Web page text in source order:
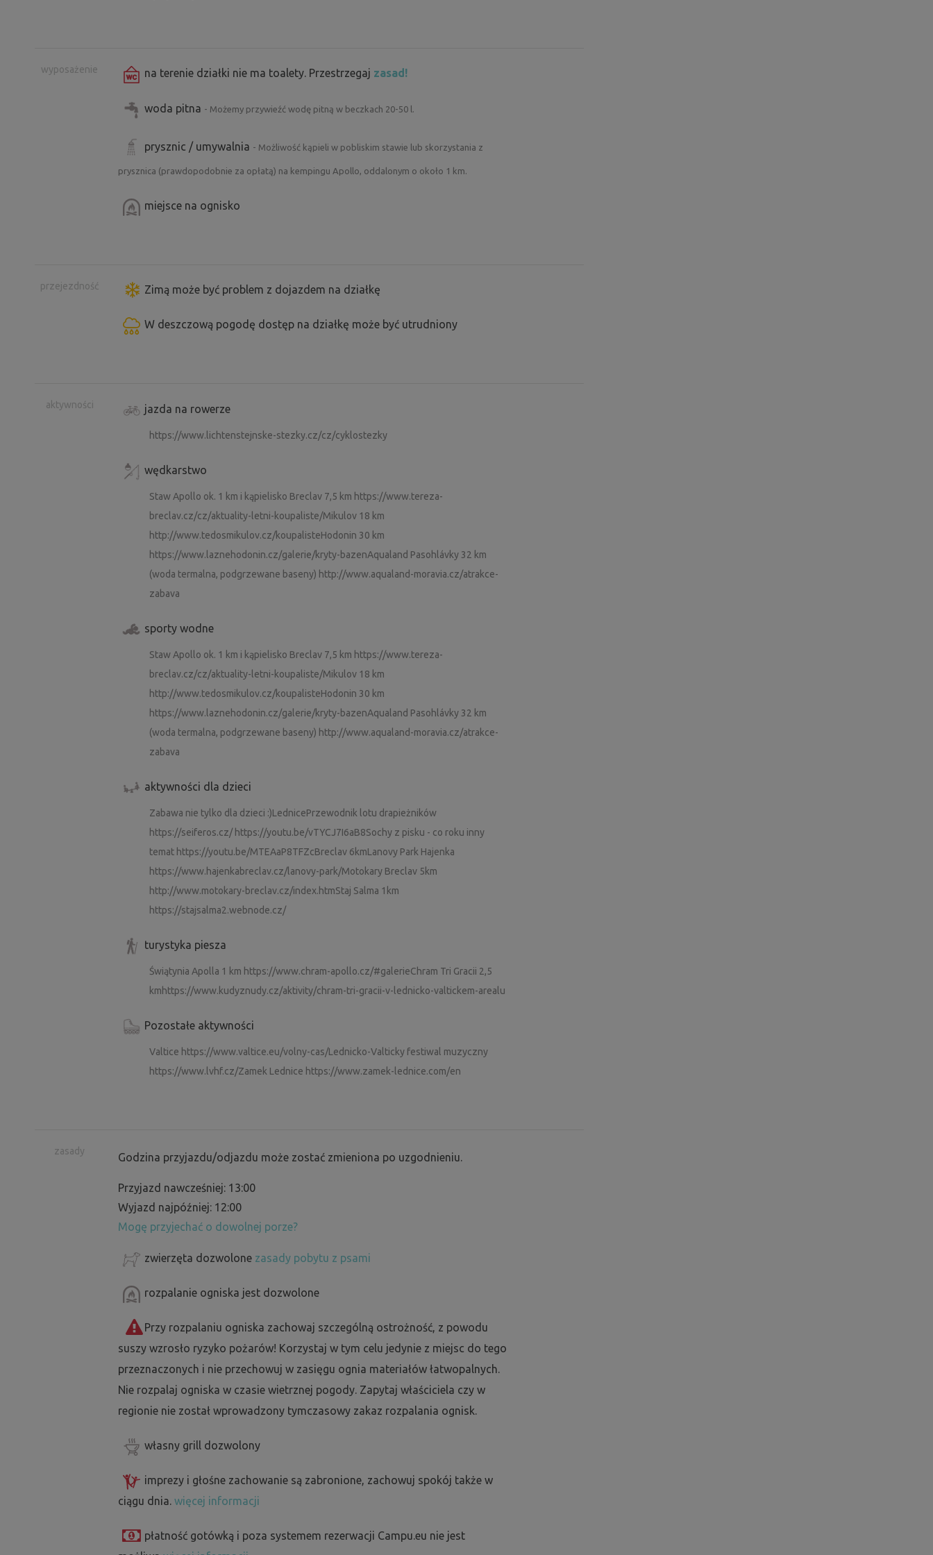
wina w bardziej kameralnym otoczeniu, tylko dla Twojej grupy, będziesz miał okazję
osobiście i z miłością opiekuje się winnicą, która będzie Twoim tymczasowym
wyposażenie na terenie działki nie ma toalety. Przestrzegaj zasad!
woda pitna - Możemy przywieźć wodę pitną w beczkach 20-50 l.
prysznic / umywalnia - Możliwość kąpieli w pobliskim stawie lub skorzystania z
prysznica (prawdopodobnie za opłatą) na kempingu Apollo, oddalonym o około 1 km.
miejsce na ognisko
przejezdność Zimą może być problem z dojazdem na działkę
W deszczową pogodę dostęp na działkę może być utrudniony
aktywności jazda na rowerze
https://www.lichtenstejnske-stezky.cz/cz/cyklostezky
wędkarstwo
Staw Apollo ok. 1 km i kąpielisko Breclav 7,5 km https://www.tereza-
breclav.cz/cz/aktuality-letni-koupaliste/Mikulov 18 km
http://www.tedosmikulov.cz/koupalisteHodonin 30 km
https://www.laznehodonin.cz/galerie/kryty-bazenAqualand Pasohlávky 32 km
(woda termalna, podgrzewane baseny) http://www.aqualand-moravia.cz/atrakce-
zabava
sporty wodne
Staw Apollo ok. 1 km i kąpielisko Breclav 7,5 km https://www.tereza-
breclav.cz/cz/aktuality-letni-koupaliste/Mikulov 18 km
http://www.tedosmikulov.cz/koupalisteHodonin 30 km
https://www.laznehodonin.cz/galerie/kryty-bazenAqualand Pasohlávky 32 km
(woda termalna, podgrzewane baseny) http://www.aqualand-moravia.cz/atrakce-
zabava
aktywności dla dzieci
Zabawa nie tylko dla dzieci :)LednicePrzewodnik lotu drapieżników
https://seiferos.cz/ https://youtu.be/vTYCJ7I6aB8Sochy z pisku - co roku inny
temat https://youtu.be/MTEAaP8TFZcBreclav 6kmLanovy Park Hajenka
https://www.hajenkabreclav.cz/lanovy-park/Motokary Breclav 5km
http://www.motokary-breclav.cz/index.htmStaj Salma 1km
https://stajsalma2.webnode.cz/
turystyka piesza
Świątynia Apolla 1 km https://www.chram-apollo.cz/#galerieChram Tri Gracii 2,5
kmhttps://www.kudyznudy.cz/aktivity/chram-tri-gracii-v-lednicko-valtickem-arealu
Pozostałe aktywności
Valtice https://www.valtice.eu/volny-cas/Lednicko-Valticky festiwal muzyczny
https://www.lvhf.cz/Zamek Lednice https://www.zamek-lednice.com/en
zasady Godzina przyjazdu/odjazdu może zostać zmieniona po uzgodnieniu.
Przyjazd nawcześniej: 13:00
Wyjazd najpóźniej: 12:00
Mogę przyjechać o dowolnej porze?
zwierzęta dozwolone zasady pobytu z psami
rozpalanie ogniska jest dozwolone
Przy rozpalaniu ogniska zachowaj szczególną ostrożność, z powodu
suszy wzrosło ryzyko pożarów! Korzystaj w tym celu jedynie z miejsc do tego
przeznaczonych i nie przechowuj w zasięgu ognia materiałów łatwopalnych.
Nie rozpalaj ogniska w czasie wietrznej pogody. Zapytaj właściciela czy w
regionie nie został wprowadzony tymczasowy zakaz rozpalania ognisk.
własny grill dozwolony
imprezy i głośne zachowanie są zabronione, zachowuj spokój także w
ciągu dnia. więcej informacji
płatność gotówką i poza systemem rezerwacji Campu.eu nie jest